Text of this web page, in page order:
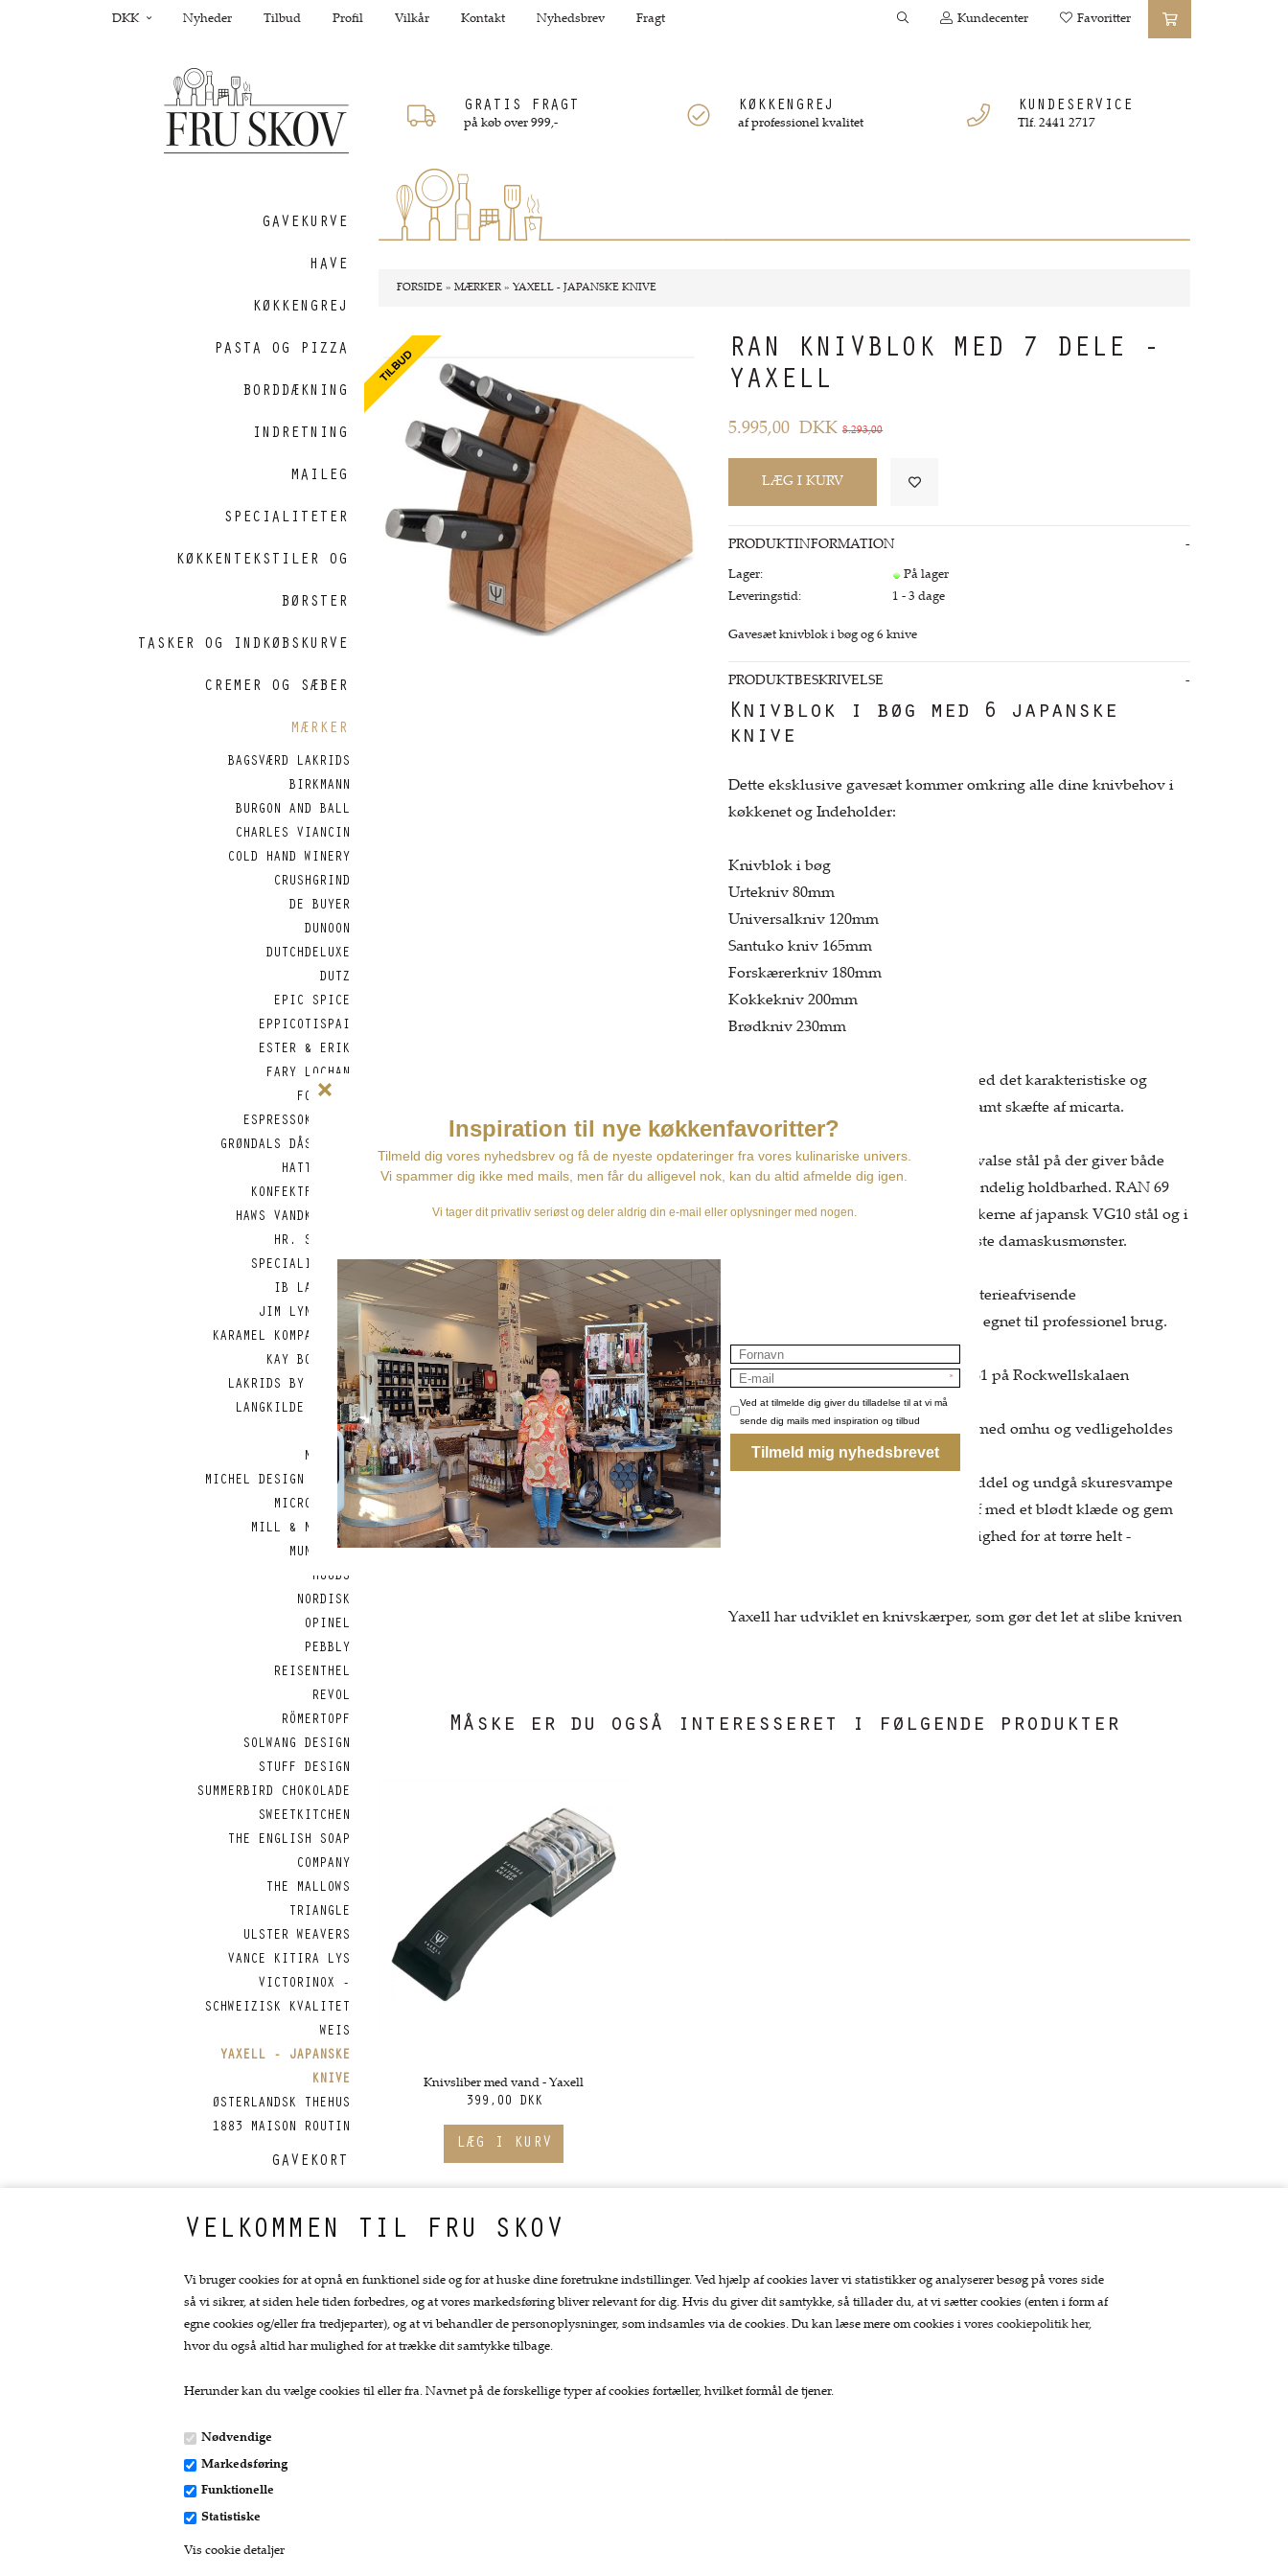
VELKOMMEN TIL FRU SKOV
Vi bruger cookies for at opnå en funktionel side og for at huske dine foretrukne indstillinger. Ved hjælp af cookies laver vi statistikker og analyserer besøg på vores side
så vi sikrer, at siden hele tiden forbedres, og at vores markedsføring bliver relevant for dig. Hvis du giver dit samtykke, så tillader du, at vi sætter cookies (enten i form af
egne cookies og/eller fra tredjeparter), og at vi behandler de personoplysninger, som indsamles via de cookies. Du kan læse mere om cookies i vores cookiepolitik her,
hvor du også altid har mulighed for at trække dit samtykke tilbage.
Herunder kan du vælge cookies til eller fra. Navnet på de forskellige typer af cookies fortæller, hvilket formål de tjener.
Nødvendige
Markedsføring
Funktionelle
Statistiske
Vis cookie detaljer
DKK Nyheder Tilbud Profil Vilkår Kontakt Nyhedsbrev Fragt Kundecenter Favoritter
GRATIS FRAGT
på køb over 999,-
KØKKENGREJ
af professionel kvalitet
KUNDESERVICE
Tlf. 2441 2717
GAVEKURVE
HAVE
KØKKENGREJ
PASTA OG PIZZA
BORDDÆKNING
INDRETNING
MAILEG
SPECIALITETER
KØKKENTEKSTILER OG
BØRSTER
TASKER OG INDKØBSKURVE
CREMER OG SÆBER
MÆRKER
BAGSVÆRD LAKRIDS
BIRKMANN
BURGON AND BALL
CHARLES VIANCIN
COLD HAND WINERY
CRUSHGRIND
DE BUYER
DUNOON
DUTCHDELUXE
DUTZ
EPIC SPICE
EPPICOTISPAI
ESTER & ERIK
FARY LOCHAN
FOREVER
ESPRESSOKANDER
GRØNDALS DÅSEFISK
HATTESENS
KONFEKTFABRIK
HAWS VANDKANDER
HR. SKOV -
SPECIALITETER
IB LAURSEN
JIM LYNGVILD
KARAMEL KOMPAGNIET
KAY BOJESEN
LAKRIDS BY BÜLOW
LANGKILDE & SØN
LODGE
MAILEG
MICHEL DESIGN WORKS
MICROPLANE
MILL & MORTAR
MUNKHOLM
MUUBS
NORDISK
OPINEL
PEBBLY
REISENTHEL
REVOL
RÖMERTOPF
SOLWANG DESIGN
STUFF DESIGN
SUMMERBIRD CHOKOLADE
SWEETKITCHEN
THE ENGLISH SOAP
COMPANY
THE MALLOWS
TRIANGLE
ULSTER WEAVERS
VANCE KITIRA LYS
VICTORINOX -
SCHWEIZISK KVALITET
WEIS
YAXELL - JAPANSKE
KNIVE
ØSTERLANDSK THEHUS
1883 MAISON ROUTIN
GAVEKORT
FØLG OS PÅ FACEBOOK
FORSIDE» MÆRKER» YAXELL - JAPANSKE KNIVE
Nyhed
RAN KNIVBLOK MED 7 DELE -
YAXELL
5.995,00 DKK 8.293,00
PRODUKTINFORMATION
Lager:
På lager
Leveringstid:
1 - 3 dage
Gavesæt knivblok i bøg og 6 knive
PRODUKTBESKRIVELSE
Knivblok i bøg med 6 japanske
knive
Dette eksklusive gavesæt kommer omkring alle dine knivbehov i
køkkenet og Indeholder:
Knivblok i bøg
Urtekniv 80mm
Universalkniv 120mm
Santuko kniv 165mm
Forskærerkniv 180mm
Kokkekniv 200mm
Brødkniv 230mm
Alle fra den eksklusive RAN serie med det karakteristiske og
meget smukke Damaskus-mønster samt skæfte af micarta.
Yaxell har udviklet en unik måde at valse stål på der giver både
øget styrke, skarphed og nærmest uendelig holdbarhed. RAN 69
serien af japanske knive består af en kerne af japansk VG10 stål og i
alt 69 lag, afsluttet med det smukkeste damaskusmønster.
Skæftet er af Micarta der er 100% bakterieafvisende
og langtidsholdbart materiale, der er egnet til professionel brug.
RAN serien har en hårdhed på hele 61 på Rockwellskalaen
En kniv for livet, når den behandles med omhu og vedligeholdes
korrekt
Vask op i hånden i mildt opvaskemiddel og undgå skuresvampe
som kan ødelægge overfladen. Tør af med et blødt klæde og gem
den et ventileret sted, så den får mulighed for at tørre helt -
Yaxell har udviklet enknivskærper, som gør det let at slibe kniven
Måske er du også interesseret i følgende produkter
Knivsliber med vand - Yaxell
399,00 DKK